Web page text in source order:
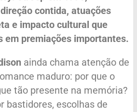
contida, atuações
e impacto cultural que
em premiações importantes.
ainda chama atenção de
maduro: por que o
tão presente na memória?
bastidores, escolhas de